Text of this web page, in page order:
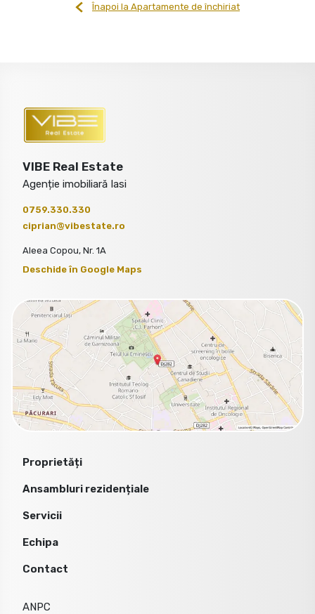
Înapoi la Apartamente de închiriat
VIBE Real Estate
Agenție imobiliară Iasi
0759.330.330
ciprian@vibestate.ro
Aleea Copou, Nr. 1A
Deschide în Google Maps
Proprietăți
Ansambluri rezidențiale
Servicii
Echipa
Contact
ANPC